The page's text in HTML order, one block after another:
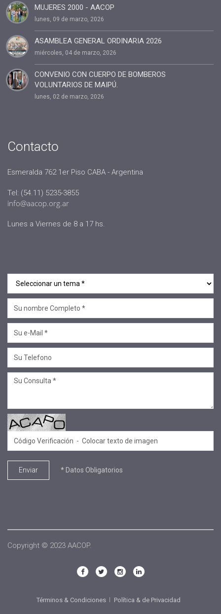
MUJERES 2000 - AACOP
lunes, 09 de marzo, 2026
ASAMBLEA GENERAL ORDINARIA 2026
miércoles, 04 de marzo, 2026
CONVENIO CON CUERPO DE BOMBEROS
VOLUNTARIOS DE MAIPÚ.
lunes, 02 de marzo, 2026
Contacto
Esmeralda 762 1er Piso CABA - Argentina
Tel: (54.11) 5235-3855
info@aacop.org.ar
Lunes a Viernes de 8 a 17 hs.
Enviar * Datos Obligatorios
Copyright © 2023 AACOP.
Términos & Condiciones Política & de Privacidad